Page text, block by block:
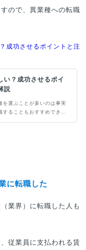
ので、異業種への転職
成功させるポイントと注
い？成功させるポイ
説
を選ぶことが多いのは事実
することもおすすめできる
に転職した
業界）に転職した人も
従業員に支払われる賃